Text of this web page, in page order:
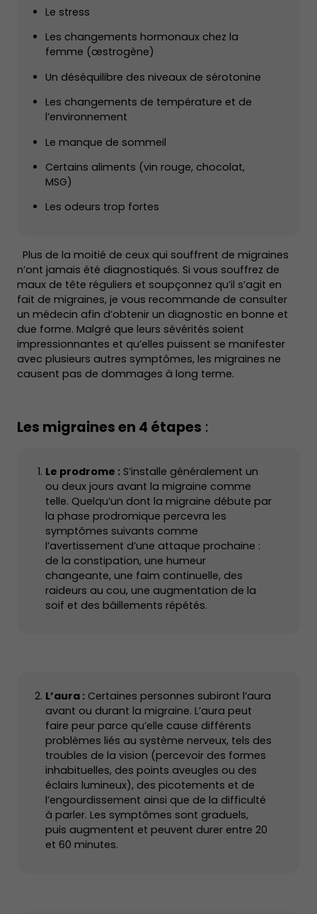
Le stress
Les changements hormonaux chez la
femme (œstrogène)
Un déséquilibre des niveaux de sérotonine
Les changements de température et de
l’environnement
Le manque de sommeil
Certains aliments (vin rouge, chocolat,
MSG)
Les odeurs trop fortes
Plus de la moitié de ceux qui souffrent de migraines
n’ont jamais été diagnostiqués. Si vous souffrez de
maux de tête réguliers et soupçonnez qu’il s’agit en
fait de migraines, je vous recommande de consulter
un médecin afin d’obtenir un diagnostic en bonne et
due forme. Malgré que leurs sévérités soient
impressionnantes et qu’elles puissent se manifester
avec plusieurs autres symptômes, les migraines ne
causent pas de dommages à long terme.
Les migraines en 4 étapes :
Le prodrome : S’installe généralement un
ou deux jours avant la migraine comme
telle. Quelqu’un dont la migraine débute par
la phase prodromique percevra les
symptômes suivants comme
l’avertissement d’une attaque prochaine :
de la constipation, une humeur
changeante, une faim continuelle, des
raideurs au cou, une augmentation de la
soif et des bâillements répétés.
L’aura : Certaines personnes subiront l’aura
avant ou durant la migraine. L’aura peut
faire peur parce qu’elle cause différents
problèmes liés au système nerveux, tels des
troubles de la vision (percevoir des formes
inhabituelles, des points aveugles ou des
éclairs lumineux), des picotements et de
l’engourdissement ainsi que de la difficulté
à parler. Les symptômes sont graduels,
puis augmentent et peuvent durer entre 20
et 60 minutes.